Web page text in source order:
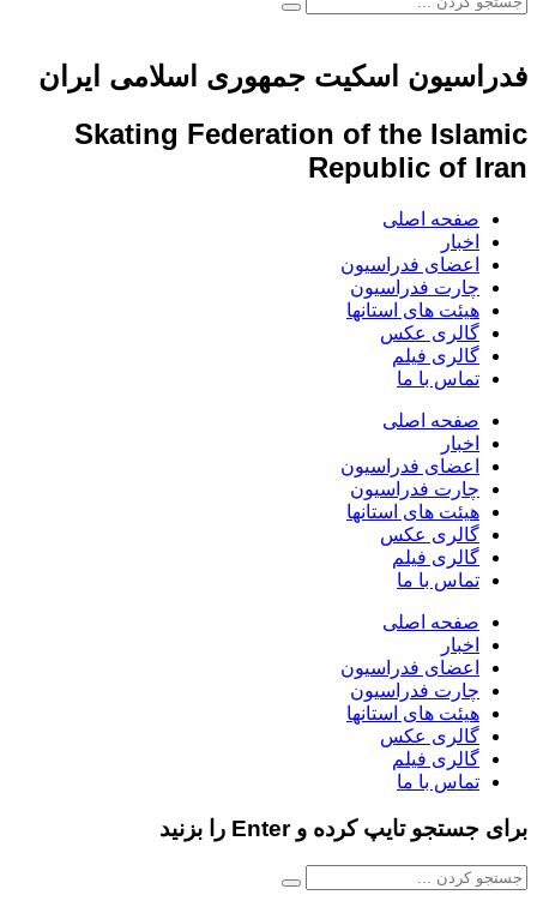
فدراسیون اسکیت جمهوری اسلامی ایران
Skating Federation of the Islamic
Republic of Iran
صفحه اصلی
اخبار
اعضای فدراسیون
چارت فدراسیون
هیئت های استانها
گالری عکس
گالری فیلم
تماس با ما
صفحه اصلی
اخبار
اعضای فدراسیون
چارت فدراسیون
هیئت های استانها
گالری عکس
گالری فیلم
تماس با ما
صفحه اصلی
اخبار
اعضای فدراسیون
چارت فدراسیون
هیئت های استانها
گالری عکس
گالری فیلم
تماس با ما
برای جستجو تایپ کرده و Enter را بزنید